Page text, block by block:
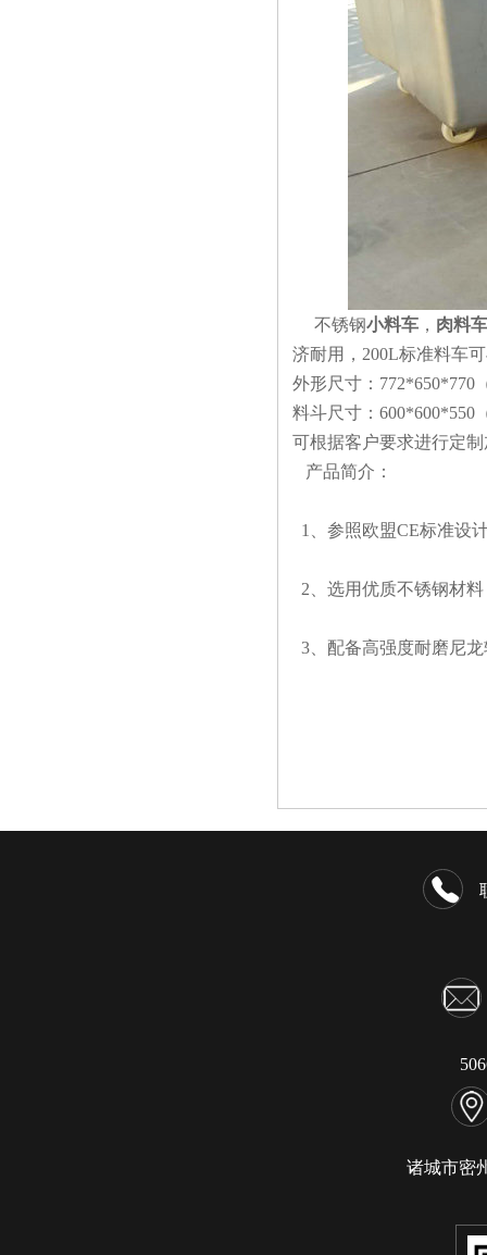
不锈钢小料车 ， 肉料
济耐用，200L标准料车
外形尺寸：772*650*770
料斗尺寸：600*600*550
可根据客户要求进行定
产品简介：
1、参照欧盟CE标准设
2、选用优质不锈钢材料
3、配备高强度耐磨尼
诸城市密